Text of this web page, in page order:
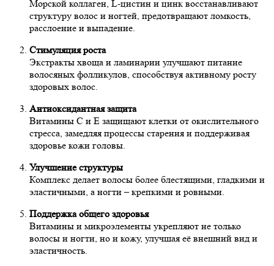
Морской коллаген, L-цистин и цинк восстанавливают
структуру волос и ногтей, предотвращают ломкость,
расслоение и выпадение.
Стимуляция роста
Экстракты хвоща и ламинарии улучшают питание
волосяных фолликулов, способствуя активному росту
здоровых волос.
Антиоксидантная защита
Витамины С и Е защищают клетки от окислительного
стресса, замедляя процессы старения и поддерживая
здоровье кожи головы.
Улучшение структуры
Комплекс делает волосы более блестящими, гладкими и
эластичными, а ногти – крепкими и ровными.
Поддержка общего здоровья
Витамины и микроэлементы укрепляют не только
волосы и ногти, но и кожу, улучшая её внешний вид и
эластичность.